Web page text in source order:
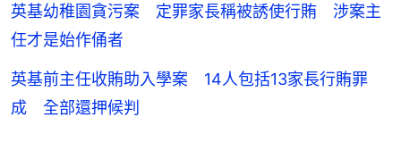
英基幼稚園貪污案 定罪家長稱被誘使行賄 涉案主
任才是始作俑者
英基前主任收賄助入學案 14人包括13家長行賄罪
成 全部還押候判